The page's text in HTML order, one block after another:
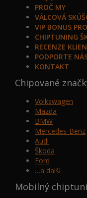
PROČ MY
VÁLCOVÁ
VIP BONUS
CHIPTUNING
RECENZE
PODPORTE
KONTAKT
Chipované
Volkswagen
Mazda
BMW
Mercedes-Benz
Audi
Škoda
Ford
…a další
Mobilný